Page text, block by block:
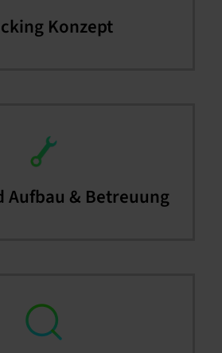
Konzept
Aufbau & Betreuung